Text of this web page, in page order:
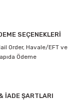
SEÇENEKLERİ
Order, Havale/EFT ve
Ödeme
İADE ŞARTLARI